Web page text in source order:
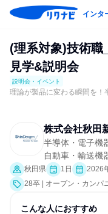
インタ
(理系対象)技術職
見学&説明会
説明会・イベント
理論が製品に変わる瞬間を！
株式会社秋田
半導体・電子機
自動車・輸送機
秋田県 1日
2026
28卒 | オープン・カンパ
こんな人におすすめ